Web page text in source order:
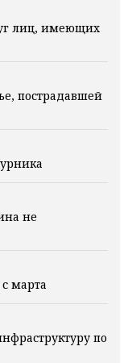
лиц, имеющих
пострадавшей
не
марта
по